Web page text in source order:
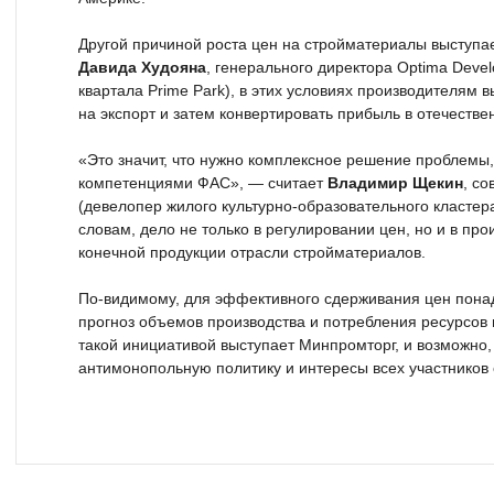
Другой причиной роста цен на стройматериалы
Давида Худояна , генерального директора Optima
квартала Prime Park), в этих условиях производителям
на экспорт и затем конвертировать прибыль в
«Это значит, что нужно комплексное решение
компетенциями ФАС», — считает Владимир Щекин ,
(девелопер жилого культурно-образовательного
словам, дело не только в регулировании цен, но и в
конечной продукции отрасли стройматериалов.
По-видимому, для эффективного сдерживания цен
прогноз объемов производства и потребления
такой инициативой выступает Минпромторг, и
антимонопольную политику и интересы всех участников